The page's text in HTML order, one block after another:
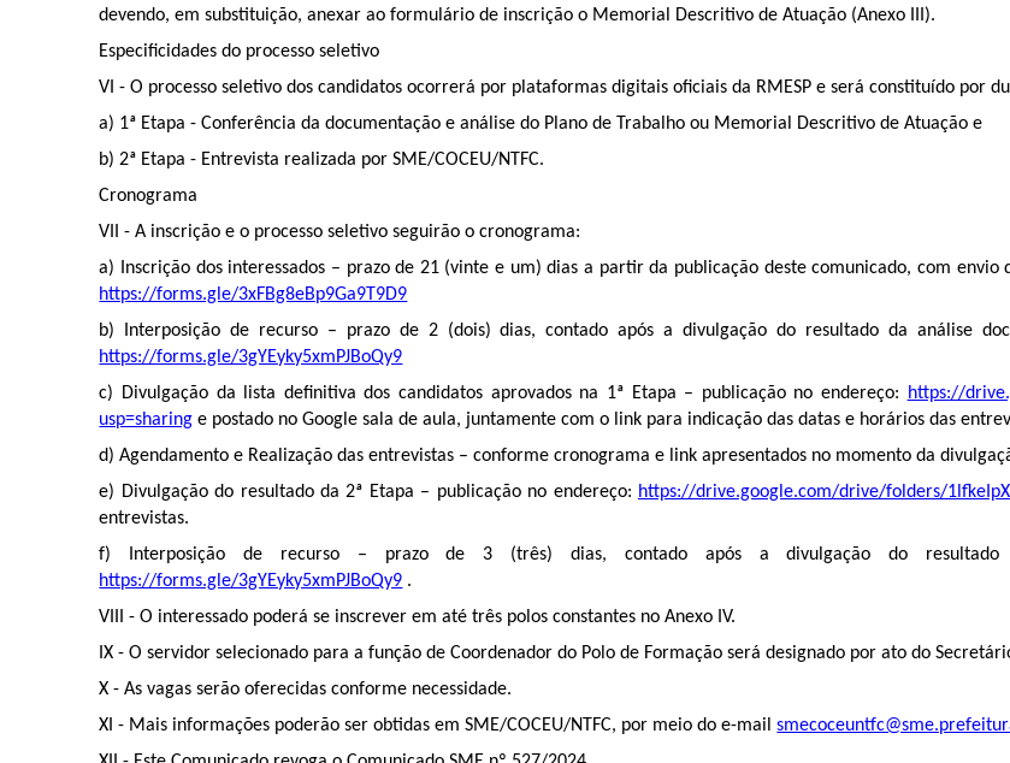
devendo, em substituição, anexar ao formulário de inscrição o Memorial Descritivo de Atuação (Anexo III).
Especificidades do processo seletivo
VI - O processo seletivo dos candidatos ocorrerá por plataformas digitais oficiais da RMESP e será constituído por
a) 1ª Etapa - Conferência da documentação e análise do Plano de Trabalho ou Memorial Descritivo de Atuação e
b) 2ª Etapa - Entrevista realizada por SME/COCEU/NTFC.
Cronograma
VII - A inscrição e o processo seletivo seguirão o cronograma:
a) Inscrição dos interessados – prazo de 21 (vinte e um) dias a partir da publicação deste comunicado, com
https://forms.gle/3xFBg8eBp9Ga9T9D9
b) Interposição de recurso – prazo de 2 (dois) dias, contado após a divulgação do resultado da análise
https://forms.gle/3gYEyky5xmPJBoQy9
c) Divulgação da lista definitiva dos candidatos aprovados na 1ª Etapa – publicação no endereço:
https://
usp=sharing e postado no Google sala de aula, juntamente com o link para indicação das datas e horários das
d) Agendamento e Realização das entrevistas – conforme cronograma e link apresentados no momento da
e) Divulgação do resultado da 2ª Etapa – publicação no endereço: https://drive.google.com/drive/folders/
entrevistas.
f) Interposição de recurso – prazo de 3 (três) dias, contado após a divulgação do
https://forms.gle/3gYEyky5xmPJBoQy9 .
VIII - O interessado poderá se inscrever em até três polos constantes no Anexo IV.
IX - O servidor selecionado para a função de Coordenador do Polo de Formação será designado por ato do
X - As vagas serão oferecidas conforme necessidade.
XI - Mais informações poderão ser obtidas em SME/COCEU/NTFC, por meio do e-mail